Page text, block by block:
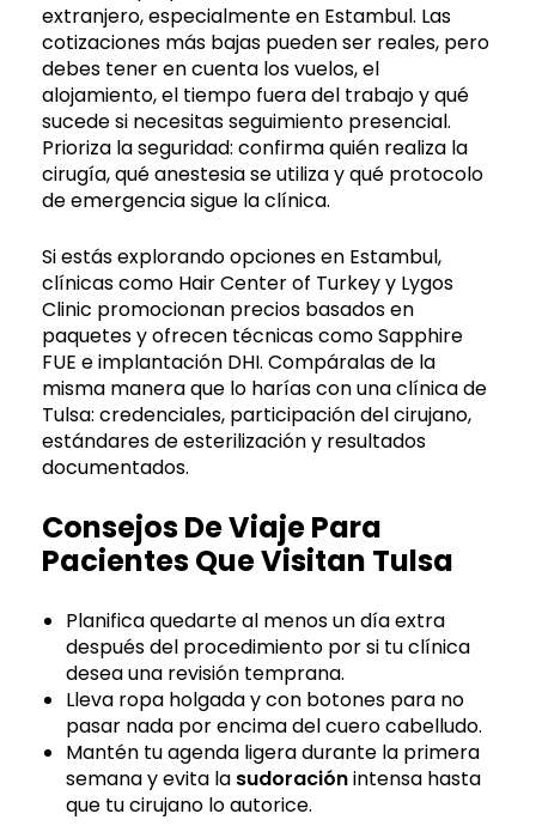
extranjero, especialmente en Estambul. Las
cotizaciones más bajas pueden ser reales, pero
debes tener en cuenta los vuelos, el
alojamiento, el tiempo fuera del trabajo y qué
sucede si necesitas seguimiento presencial.
Prioriza la seguridad: confirma quién realiza la
cirugía, qué anestesia se utiliza y qué protocolo
de emergencia sigue la clínica.
Si estás explorando opciones en Estambul,
clínicas como Hair Center of Turkey y Lygos
Clinic promocionan precios basados en
paquetes y ofrecen técnicas como Sapphire
FUE e implantación DHI. Compáralas de la
misma manera que lo harías con una clínica de
Tulsa: credenciales, participación del cirujano,
estándares de esterilización y resultados
documentados.
Consejos De Viaje Para
Pacientes Que Visitan Tulsa
Planifica quedarte al menos un día extra
después del procedimiento por si tu clínica
desea una revisión temprana.
Lleva ropa holgada y con botones para no
pasar nada por encima del cuero cabelludo.
Mantén tu agenda ligera durante la primera
semana y evita la sudoraciónintensa hasta
que tu cirujano lo autorice.